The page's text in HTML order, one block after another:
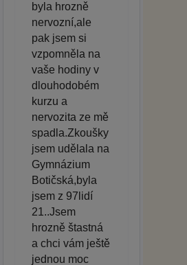
byla hrozně
nervozní,ale
pak jsem si
vzpomněla na
vaše hodiny v
dlouhodobém
kurzu a
nervozita ze mě
spadla.Zkoušky
jsem udělala na
Gymnázium
Botičská,byla
jsem z 97lidí
21..Jsem
hrozně štastná
a chci vám ještě
jednou moc